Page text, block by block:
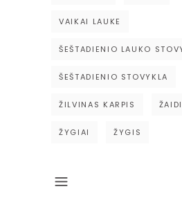
VAIKAI LAUKE
ŠEŠTADIENIO LAUKO
ŠEŠTADIENIO STOVYKLA
ŽILVINAS KARPIS
ŽYGIAI ŽYGIS